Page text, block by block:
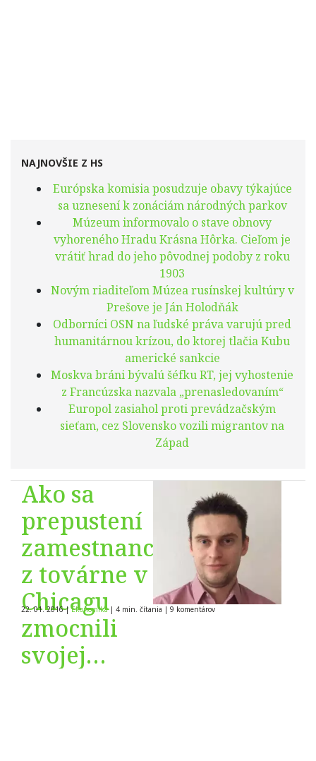
NAJNOVŠIE Z HS
Európska komisia posudzuje obavy týkajúce
sa uznesení k zonáciám národných parkov
Múzeum informovalo o stave obnovy
vyhoreného Hradu Krásna Hôrka. Cieľom je
vrátiť hrad do jeho pôvodnej podoby z roku
1903
Novým riaditeľom Múzea rusínskej kultúry v
Prešove je Ján Holodňák
Odborníci OSN na ľudské práva varujú pred
humanitárnou krízou, do ktorej tlačia Kubu
americké sankcie
Moskva bráni bývalú šéfku RT, jej vyhostenie
z Francúzska nazvala „prenasledovaním“
Europol zasiahol proti prevádzačským
sieťam, cez Slovensko vozili migrantov na
Západ
Ako sa
prepustení
zamestnanci
z továrne v
Chicagu
zmocnili
svojej
22. 01. 2016| Ekonomika | 4 min. čítania | 9 komentárov